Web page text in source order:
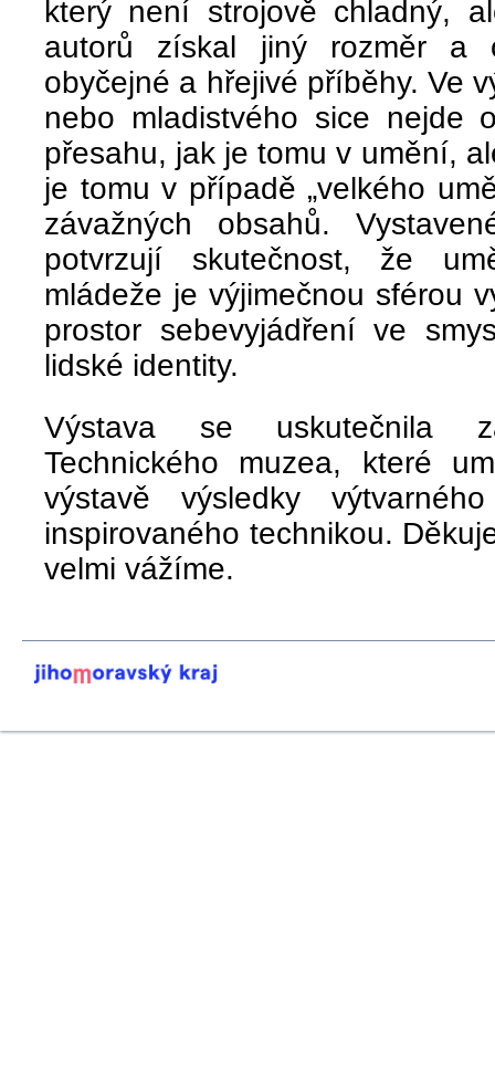
který není strojově chladný,
autorů získal jiný rozměr a
obyčejné a hřejivé příběhy. Ve
nebo mladistvého sice nejde
přesahu, jak je tomu v umění,
je tomu v případě „velkého
závažných obsahů.
potvrzují skutečnost, že
mládeže je výjimečnou sférou
prostor sebevyjádření ve
lidské identity.
Výstava se uskutečnila
Technického muzea, které
výstavě výsledky
inspirovaného technikou.
velmi vážíme.